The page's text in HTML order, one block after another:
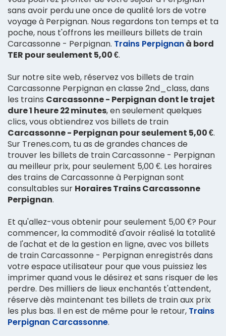
sans avoir perdu une once de qualité lors de votre
voyage à Perpignan. Nous regardons ton temps et ta
poche, nous t'offrons les meilleurs billets de train
Carcassonne - Perpignan. Trains Perpignanà bord
TER pour seulement 5,00 €.
Sur notre site web, réservez vos billets de train
Carcassonne Perpignan en classe 2nd_class, dans
les trains Carcassonne - Perpignan dont le trajet
dure 1 heure 22 minutes, en seulement quelques
clics, vous obtiendrez vos billets de train
Carcassonne - Perpignan pour seulement 5,00 €.
Sur Trenes.com, tu as de grandes chances de
trouver les billets de train Carcassonne - Perpignan
au meilleur prix, pour seulement 5,00 €. Les horaires
des trains de Carcassonne à Perpignan sont
consultables sur Horaires Trains Carcassonne
Perpignan.
Et qu'allez-vous obtenir pour seulement 5,00 €? Pour
commencer, la commodité d'avoir réalisé la totalité
de l'achat et de la gestion en ligne, avec vos billets
de train Carcassonne - Perpignan enregistrés dans
votre espace utilisateur pour que vous puissiez les
imprimer quand vous le désirez et sans risquer de les
perdre. Des milliers de lieux enchantés t'attendent,
réserve dès maintenant tes billets de train aux prix
les plus bas. Il en est de même pour le retour, Trains
Perpignan Carcassonne.